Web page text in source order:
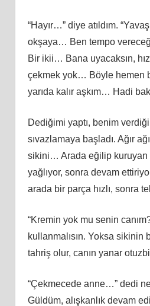
“Hayır…” diye atıldım.
okşaya… Ben tempo
Bir ikii… Bana uyacaksın,
çekmek yok… Böyle hemen
yarıda kalır aşkım… Hadi
Dediğimi yaptı, benim
sıvazlamaya başladı. Ağır
sikini… Arada eğilip kuruyan
yağlıyor, sonra devam
arada bir parça hızlı, sonra
“Kremin yok mu senin
kullanmalısın. Yoksa sikinin
tahriş olur, canın yanar
“Çekmecede anne…” dedi
Güldüm, alışkanlık devam